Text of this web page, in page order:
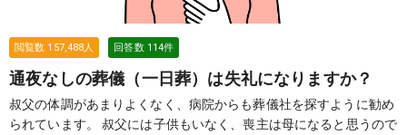
閲覧数 157,488人 回答数 114件
通夜なしの葬儀（一日葬）は失礼になりますか？
叔父の体調があまりよくなく、病院からも葬儀社を探すように勧め
られています。 叔父には子供もいなく、喪主は母になると思うので